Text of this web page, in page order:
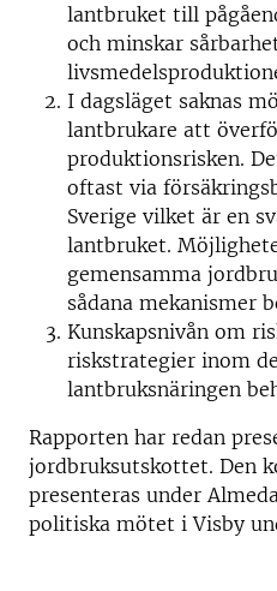
lantbruket till
och minskar
I dagsläget saknas
lantbrukare att
produktionsrisken.
oftast via
Sverige vilket är en
lantbruket.
gemensamma
sådana mekanismer
Kunskapsnivån om
riskstrategier inom
lantbruksnäringen
Rapporten har redan
jordbruksutskottet. Den
presenteras under
politiska mötet i Visby